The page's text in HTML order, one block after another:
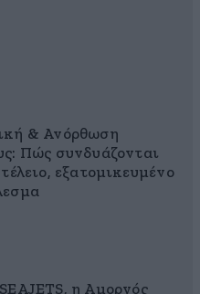
& Ανόρθωση
Πώς συνδυάζονται
εξατομικευμένο
η Αμοργός